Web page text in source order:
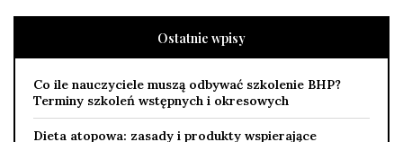
Ostatnie wpisy
Co ile nauczyciele muszą odbywać szkolenie BHP?
Terminy szkoleń wstępnych i okresowych
Dieta atopowa: zasady i produkty wspierające